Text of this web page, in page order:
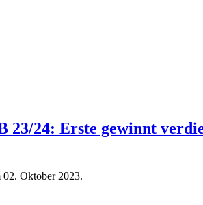
23/24: Erste gewinnt
02. Oktober 2023.